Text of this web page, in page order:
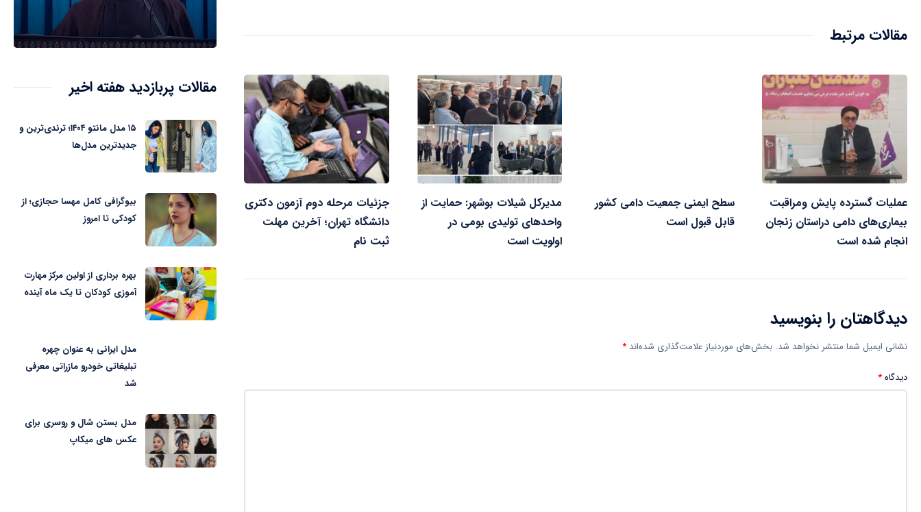
مقالات مرتبط
عملیات گسترده پایش ومراقبت
بیماری‌های دامی دراستان زنجان
انجام شده است
سطح ایمنی جمعیت دامی کشور
قابل قبول است
مدیرکل شیلات بوشهر: حمایت از
واحدهای تولیدی بومی در
اولویت است
جزئیات مرحله دوم آزمون دکتری
دانشگاه تهران؛ آخرین مهلت
ثبت نام
دیدگاهتان را بنویسید
نشانی ایمیل شما منتشر نخواهد شد. بخش‌های موردنیاز علامت‌گذاری شده‌اند *
دیدگاه*
مقالات پربازدید هفته اخیر
۱۵ مدل مانتو ۱۴۰۴؛ ترندی‌ترین و
جدیدترین مدل‌ها
بیوگرافی کامل مهسا حجازی؛ از
کودکی تا امروز
بهره برداری از اولین مرکز مهارت
آموزی کودکان تا یک ماه آینده
مدل ایرانی به عنوان چهره
تبلیغاتی خودرو مازراتی معرفی
شد
مدل بستن شال و روسری برای
عکس های میکاپ